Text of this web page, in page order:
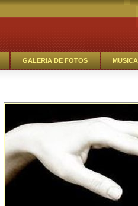
GALERIA DE FOTOS MUSICA
O TALENTO NEGRO